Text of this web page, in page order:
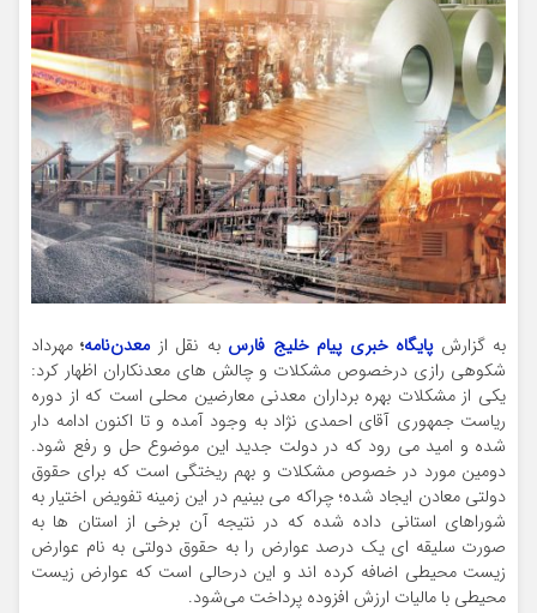
به گزارشپایگاه خبری پیام خلیج فارس به نقل ازمعدن‌نامه؛ مهرداد
شکوهی رازی درخصوص مشکلات و چالش های معدنکاران اظهار کرد:
یکی از مشکلات بهره برداران معدنی معارضین محلی است که از دوره
ریاست جمهوری آقای احمدی نژاد به وجود آمده و تا اکنون ادامه دار
شده و امید می رود که در دولت جدید این موضوع حل و رفع شود.
دومین مورد در خصوص مشکلات و بهم ریختگی است که برای حقوق
دولتی معادن ایجاد شده؛ چراکه می بینیم در این زمینه تفویض اختیار به
شوراهای استانی داده شده که در نتیجه آن برخی از استان ها به
صورت سلیقه ای یک درصد عوارض را به حقوق دولتی به نام عوارض
زیست محیطی اضافه کرده اند و این درحالی است که عوارض زیست
محیطی با مالیات ارزش افزوده پرداخت می‌شود.